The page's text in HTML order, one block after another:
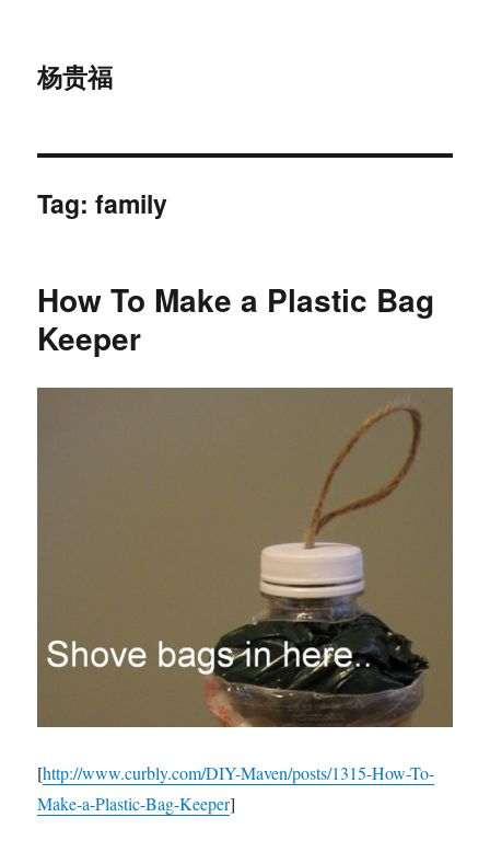
杨贵福
Tag:family
How To Make a Plastic Bag
Keeper
[http://www.curbly.com/DIY-Maven/posts/1315-How-To-
Make-a-Plastic-Bag-Keeper]